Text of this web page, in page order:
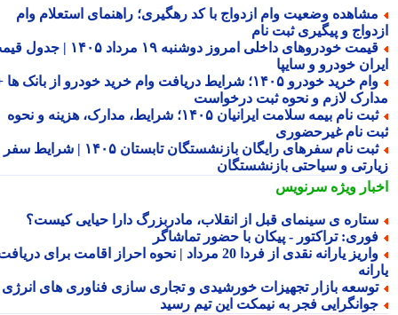
وضعیت وام ازدواج با کد رهگیری؛ راهنمای استعلام وام
و پیگیری ثبت نام
قیمت خودروهای داخلی امروز دوشنبه ۱۹ مرداد ۱۴۰۵ | جدول قیمت
خودرو و سایپا
وام خرید خودرو ۱۴۰۵؛ شرایط دریافت وام خرید خودرو از بانک ها +
لازم و نحوه ثبت درخواست
ثبت نام بیمه سلامت ایرانیان ۱۴۰۵؛ شرایط، مدارک، هزینه و نحوه
نام غیرحضوری
ثبت نام سفرهای رایگان بازنشستگان تابستان ۱۴۰۵ | شرایط سفر
و سیاحتی بازنشستگان
ویژهسرنویس
ی سینمای قبل از انقلاب، مادربزرگ دارا حیایی کیست؟
تراکتور - پیکان با حضور تماشاگر
واریز یارانه نقدی از فردا 20 مرداد | نحوه احراز اقامت برای دریافت
بازار تجهیزات خورشیدی و تجاری سازی فناوری های انرژی
فجر به نیمکت این تیم رسید